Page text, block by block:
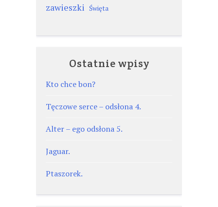
zawieszki Święta
Ostatnie wpisy
Kto chce bon?
Tęczowe serce – odsłona 4.
Alter – ego odsłona 5.
Jaguar.
Ptaszorek.